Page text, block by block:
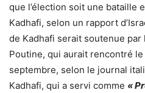
que l’élection soit une bataille
Kadhafi, selon un rapport
de Kadhafi serait soutenue par
Poutine, qui aurait rencontré
septembre, selon le journal
Kadhafi, qui a servi comme «